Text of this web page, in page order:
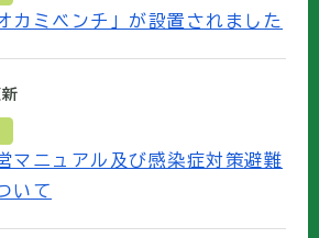
カミベンチ」が設置されました
マニュアル及び感染症対策避難
いて